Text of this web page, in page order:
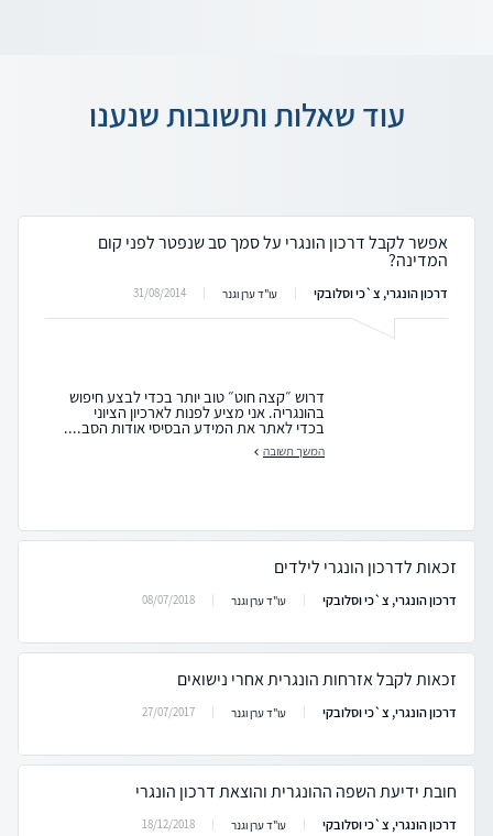
עוד שאלות ותשובות שנענו
אפשר לקבל דרכון הונגרי על סמך סב שנפטר לפני קום
המדינה?
דרכון הונגרי, צ`כי וסלובקי עו"ד ערן וגנר 31/08/2014
דרוש ״קצה חוט״ טוב יותר בכדי לבצע חיפוש
בהונגריה. אני מציע לפנות לארכיון הציוני
בכדי לאתר את המידע הבסיסי אודות הסב....
המשך תשובה
זכאות לדרכון הונגרי לילדים
דרכון הונגרי, צ`כי וסלובקי עו"ד ערן וגנר 08/07/2018
זכאות לקבל אזרחות הונגרית אחרי נישואים
דרכון הונגרי, צ`כי וסלובקי עו"ד ערן וגנר 27/07/2017
חובת ידיעת השפה ההונגרית והוצאת דרכון הונגרי
דרכון הונגרי, צ`כי וסלובקי עו"ד ערן וגנר 18/12/2018